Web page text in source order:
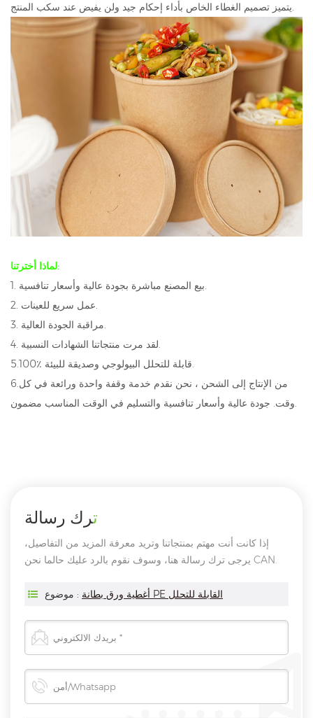
يتميز تصميم الغطاء الخاص بأداء إحكام جيد ولن يفيض عند سكب المنتج.
لماذا أخترتنا:
1. بيع المصنع مباشرة بجودة عالية وأسعار تنافسية.
2. عمل سريع للعينات.
3. مراقبة الجودة العالية.
4. لقد مرت منتجاتنا الشهادات النسبية.
5.100٪ قابلة للتحلل البيولوجي وصديقة للبيئة.
6.من الإنتاج إلى الشحن ، نحن نقدم خدمة وقفة واحدة ورائعة في كل
وقت. جودة عالية وأسعار تنافسية والتسليم في الوقت المناسب مضمون.
ترك رسالة
إذا كانت أنت مهتم بمنتجاتنا وتريد معرفة المزيد من التفاصيل،
يرجى ترك رسالة هنا، وسوف نقوم بالرد عليك حالما نحن CAN.
موضوع : أغطية ورق بطانة PE القابلة للتحلل